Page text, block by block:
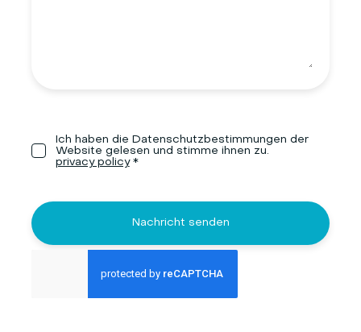
Ich haben die Datenschutzbestimmungen der
Website gelesen und stimme ihnen zu.
privacy policy*
Nachricht senden